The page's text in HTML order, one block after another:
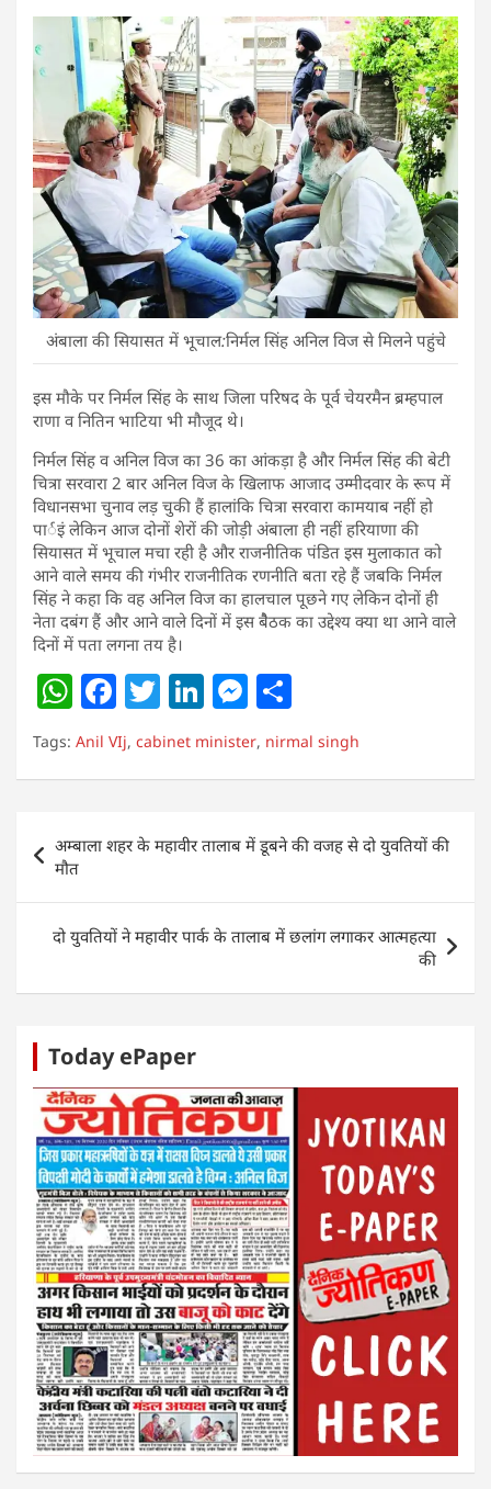
अंबाला की सियासत में भूचाल:निर्मल सिंह अनिल विज से मिलने पहुंचे
इस मौके पर निर्मल सिंह के साथ जिला परिषद के पूर्व चेयरमैन ब्रम्हपाल
राणा व नितिन भाटिया भी मौजूद थे।
निर्मल सिंह व अनिल विज का 36 का आंकड़ा है और निर्मल सिंह की बेटी
चित्रा सरवारा 2 बार अनिल विज के खिलाफ आजाद उम्मीदवार के रूप में
विधानसभा चुनाव लड़ चुकी हैं हालांकि चित्रा सरवारा कामयाब नहीं हो
पार्इं लेकिन आज दोनों शेरों की जोड़ी अंबाला ही नहीं हरियाणा की
सियासत में भूचाल मचा रही है और राजनीतिक पंडित इस मुलाकात को
आने वाले समय की गंभीर राजनीतिक रणनीति बता रहे हैं जबकि निर्मल
सिंह ने कहा कि वह अनिल विज का हालचाल पूछने गए लेकिन दोनों ही
नेता दबंग हैं और आने वाले दिनों में इस बैैठक का उद्देश्य क्या था आने वाले
दिनों में पता लगना तय है।
W
h
at
s
A
p
p
F
a
c
e
b
o
o
k
T
w
itt
er
Li
n
k
e
dI
n
M
e
ss
e
n
g
er
h
ar
e
Tags: Anil VIj, cabinet minister, nirmal singh
navigation
अम्बाला शहर के महावीर तालाब में डूबने की वजह से दो युवतियों की
मौत
दो युवतियों ने महावीर पार्क के तालाब में छलांग लगाकर आत्महत्या
की
Today ePaper